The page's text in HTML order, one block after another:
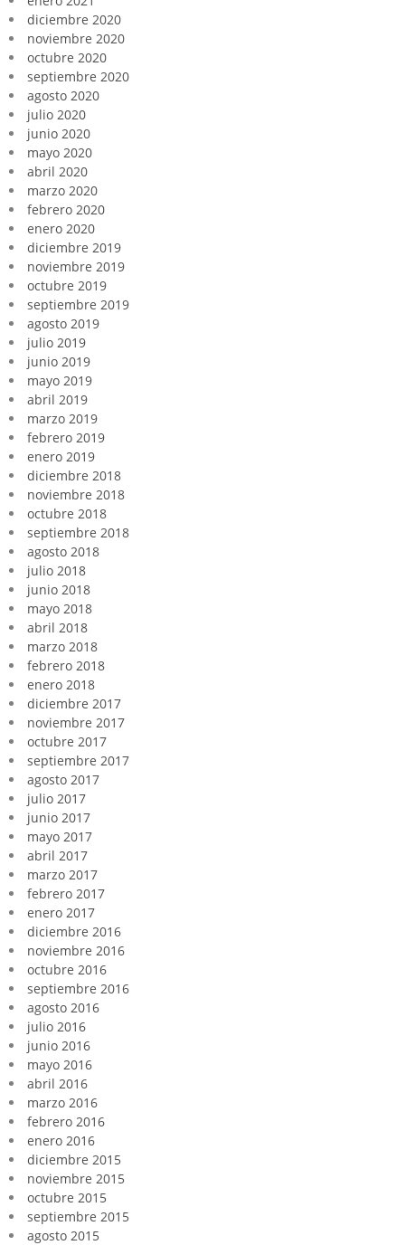
diciembre 2020
noviembre 2020
octubre 2020
septiembre 2020
agosto 2020
julio 2020
junio 2020
mayo 2020
abril 2020
marzo 2020
febrero 2020
enero 2020
diciembre 2019
noviembre 2019
octubre 2019
septiembre 2019
agosto 2019
julio 2019
junio 2019
mayo 2019
abril 2019
marzo 2019
febrero 2019
enero 2019
diciembre 2018
noviembre 2018
octubre 2018
septiembre 2018
agosto 2018
julio 2018
junio 2018
mayo 2018
abril 2018
marzo 2018
febrero 2018
enero 2018
diciembre 2017
noviembre 2017
octubre 2017
septiembre 2017
agosto 2017
julio 2017
junio 2017
mayo 2017
abril 2017
marzo 2017
febrero 2017
enero 2017
diciembre 2016
noviembre 2016
octubre 2016
septiembre 2016
agosto 2016
julio 2016
junio 2016
mayo 2016
abril 2016
marzo 2016
febrero 2016
enero 2016
diciembre 2015
noviembre 2015
octubre 2015
septiembre 2015
agosto 2015